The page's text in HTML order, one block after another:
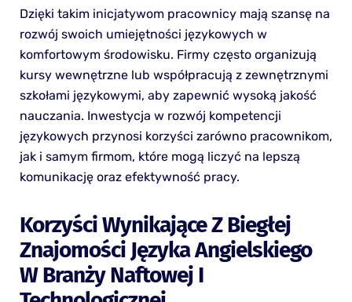
Dzięki takim inicjatywom pracownicy mają szansę na
rozwój swoich umiejętności językowych w
komfortowym środowisku. Firmy często organizują
kursy wewnętrzne lub współpracują z zewnętrznymi
szkołami językowymi, aby zapewnić wysoką jakość
nauczania. Inwestycja w rozwój kompetencji
językowych przynosi korzyści zarówno pracownikom,
jak i samym firmom, które mogą liczyć na lepszą
komunikację oraz efektywność pracy.
Korzyści Wynikające Z Biegłej
Znajomości Języka Angielskiego
W Branży Naftowej I